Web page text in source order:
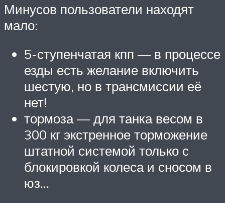
Минусов пользователи находят
мало:
5-ступенчатая кпп — в процессе
езды есть желание включить
шестую, но в трансмиссии её
нет!
тормоза — для танка весом в
300 кг экстренное торможение
штатной системой только с
блокировкой колеса и сносом в
юз…